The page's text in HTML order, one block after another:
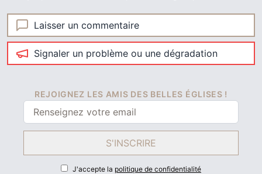
Laisser un commentaire
Signaler un problème ou une dégradation
REJOIGNEZ LES AMIS DES BELLES ÉGLISES !
S'INSCRIRE
J'accepte la politique de confidentialité